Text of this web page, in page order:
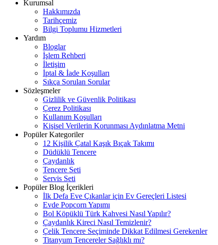
Kurumsal
Hakkımızda
Tarihçemiz
Bilgi Toplumu Hizmetleri
Yardım
Bloglar
İşlem Rehberi
İletişim
İptal & İade Koşulları
Sıkça Sorulan Sorular
Sözleşmeler
Gizlilik ve Güvenlik Politikası
Çerez Politikası
Kullanım Koşulları
Kişisel Verilerin Korunması Aydınlatma Metni
Popüler Kategoriler
12 Kişilik Çatal Kaşık Bıçak Takımı
Düdüklü Tencere
Çaydanlık
Tencere Seti
Servis Seti
Popüler Blog İçerikleri
İlk Defa Eve Çıkanlar için Ev Gereçleri Listesi
Evde Popcorn Yapımı
Bol Köpüklü Türk Kahvesi Nasıl Yapılır?
Çaydanlık Kireci Nasıl Temizlenir?
Çelik Tencere Seçiminde Dikkat Edilmesi Gerekenler
Titanyum Tencereler Sağlıklı mı?